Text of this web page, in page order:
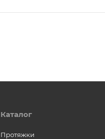
Каталог
Протяжки